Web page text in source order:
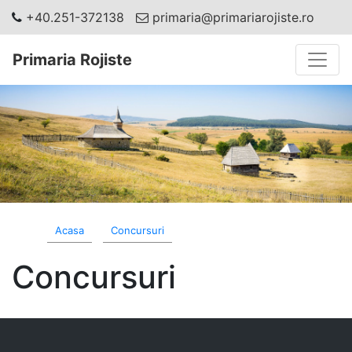
+40.251-372138 primaria@primariarojiste.ro
Primaria Rojiste
Acasa Concursuri
Concursuri